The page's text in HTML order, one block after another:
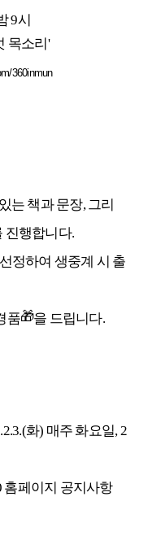
9시
목소리 '
360inmun
는 책과 문장, 그리
진행합니다.
정하여 생중계 시 출
품🎁을 드립니다.
화) 매주 화요일, 2
홈페이지 공지사항